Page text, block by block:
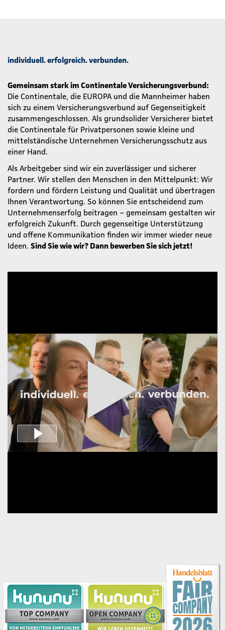
individuell. erfolgreich. verbunden.
Gemeinsam stark im Continentale Versicherungsverbund:
Die Continentale, die EUROPA und die Mannheimer haben
sich zu einem Versicherungsverbund auf Gegenseitigkeit
zusammengeschlossen. Als grundsolider Versicherer bietet
die Continentale für Privatpersonen sowie kleine und
mittelständische Unternehmen Versicherungsschutz aus
einer Hand.
Als Arbeitgeber sind wir ein zuverlässiger und sicherer
Partner. Wir stellen den Menschen in den Mittelpunkt: Wir
fordern und fördern Leistung und Qualität und übertragen
Ihnen Verantwortung. So können Sie entscheidend zum
Unternehmenserfolg beitragen – gemeinsam gestalten wir
erfolgreich Zukunft. Durch gegenseitige Unterstützung
und offene Kommunikation finden wir immer wieder neue
Ideen. Sind Sie wie wir? Dann bewerben Sie sich jetzt!